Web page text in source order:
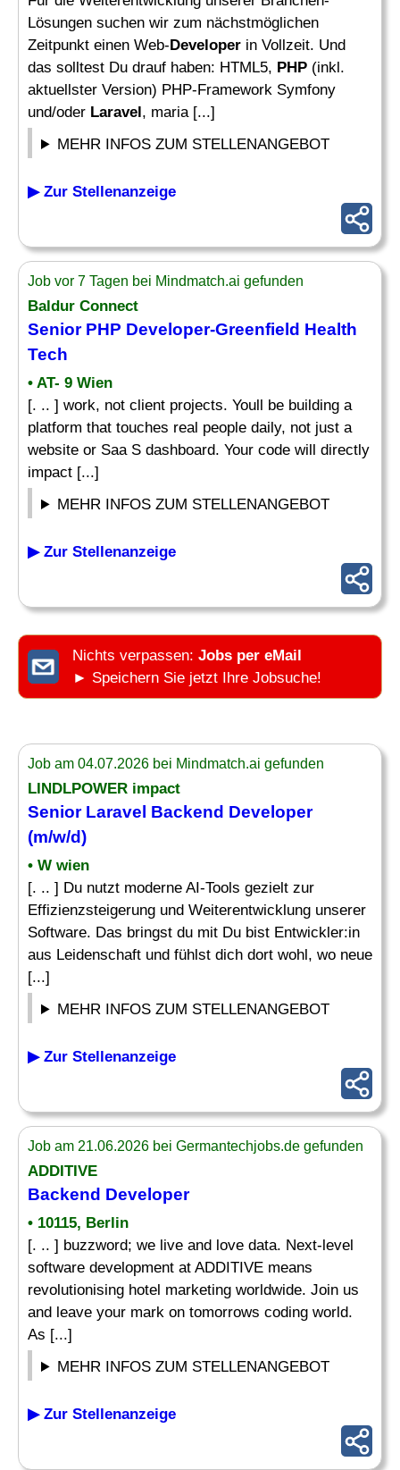
Lösungen suchen wir zum nächstmöglichen
Zeitpunkt einen Web-Developer in Vollzeit. Und
das solltest Du drauf haben: HTML5, PHP (inkl.
aktuellster Version) PHP-Framework Symfony
und/oder Laravel, maria [...]
MEHR INFOS ZUM STELLENANGEBOT
▶ Zur Stellenanzeige
Job vor 7 Tagen bei Mindmatch.ai gefunden
Baldur Connect
Senior PHP Developer-Greenfield Health
Tech
• AT- 9 Wien
[. .. ] work, not client projects. Youll be building a
platform that touches real people daily, not just a
website or Saa S dashboard. Your code will directly
impact [...]
MEHR INFOS ZUM STELLENANGEBOT
▶ Zur Stellenanzeige
Nichts verpassen: Jobs per eMail
► Speichern Sie jetzt Ihre Jobsuche!
Job am 04.07.2026 bei Mindmatch.ai gefunden
LINDLPOWER impact
Senior Laravel Backend Developer
(m/w/d)
• W wien
[. .. ] Du nutzt moderne AI-Tools gezielt zur
Effizienzsteigerung und Weiterentwicklung unserer
Software. Das bringst du mit Du bist Entwickler:in
aus Leidenschaft und fühlst dich dort wohl, wo neue
[...]
MEHR INFOS ZUM STELLENANGEBOT
▶ Zur Stellenanzeige
Job am 21.06.2026 bei Germantechjobs.de gefunden
ADDITIVE
Backend Developer
• 10115, Berlin
[. .. ] buzzword; we live and love data. Next-level
software development at ADDITIVE means
revolutionising hotel marketing worldwide. Join us
and leave your mark on tomorrows coding world.
As [...]
MEHR INFOS ZUM STELLENANGEBOT
▶ Zur Stellenanzeige